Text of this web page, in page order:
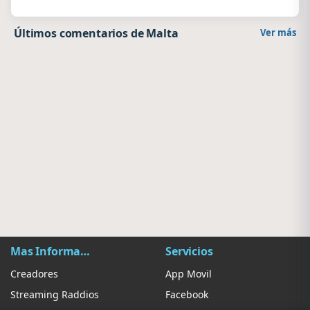
Últimos comentarios de Malta Ver más
Mas Información
Creadores
Streaming Raddios
Servicios
App Movil
Facebook